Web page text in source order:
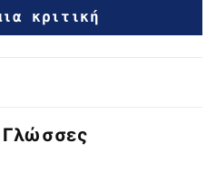
κριτική
Γλώσσες